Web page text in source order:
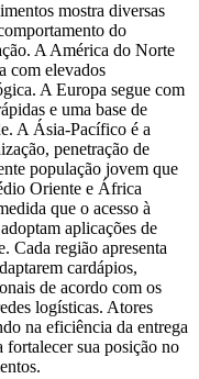
mostra diversas
do
A América do Norte
com elevados
A Europa segue com
e uma base de
A Ásia-Pacífico é a
penetração de
população jovem que
Oriente e África
que o acesso à
aplicações de
Cada região apresenta
cardápios,
de acordo com os
logísticas. Atores
na eficiência da entrega
fortalecer sua posição no